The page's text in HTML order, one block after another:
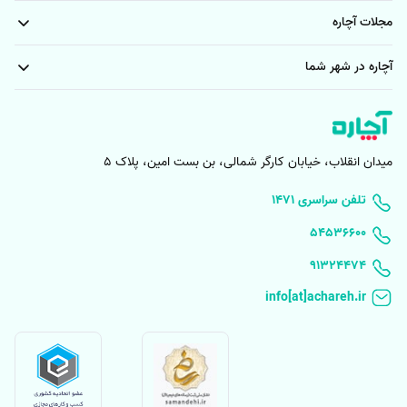
فرش‌‌ها به‌خصوص فرش‌های دست‌باف به‌سختی بافته می‌شوند و برای خرید
آن‌ها شما باید هزینه بالایی پرداخت کنید. پس باید به‌خوبی از آن‌ها محافظت
شود؛ اما گاهی بدون این‌که بخواهید فرش شما آسیب می‌بیند. وقتی که فرش
شما آسیب می‌بیند دیگر زیبایی و شکوه قبل را ندارد و نمای ظاهری محیط خانه
را زشت می‌کند.
شما ممکن است به فکر خرید مجدد فرش بیفتید؛ اما اکثر افراد با توجه به
هزینه بالای آن منصرف می‌شوند. اما نیازی به هزینه مجدد نیست و با مرمت
فرش‌های آسیب‌دیده آن‌ها بازسازی می‌شوند و زیبایی خود را مجدد بازمی‌یابند.
در واقع رفوگری فرش با هدف حفظ، نگهداری و افزایش طول عمر فرش‌ها
انجام می‌شود.
هر کاری ابزار خاص خود را می‌طلبد؛ ترمیم فرش‌ها نیز نیاز به تجهیزات خاصی
دارد تا متخصص مربوطه بتواند فرش شما را رفو کند. برخی از لوازم مهم برای
خدمات قالیشویی مشهد پیروزی
خدمات قالیشویی مشهد رسالت
مجلات آچاره
آچاره در شهر شما
میدان انقلاب، خیابان کارگر شمالی، بن بست امین، پلاک 5
۱۴۷۱ تلفن سراسری
۵۴۵۳۶۶۰۰
91324474